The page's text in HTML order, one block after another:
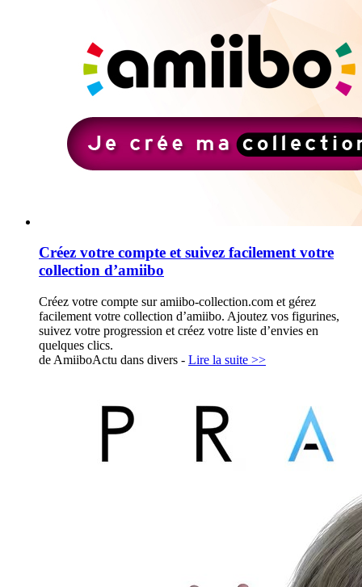
Créez votre compte et suivez facilement votre
collection d’amiibo
Créez votre compte sur amiibo-collection.com et gérez
facilement votre collection d’amiibo. Ajoutez vos figurines,
suivez votre progression et créez votre liste d’envies en
quelques clics.
de AmiiboActu dans divers - Lire la suite >>